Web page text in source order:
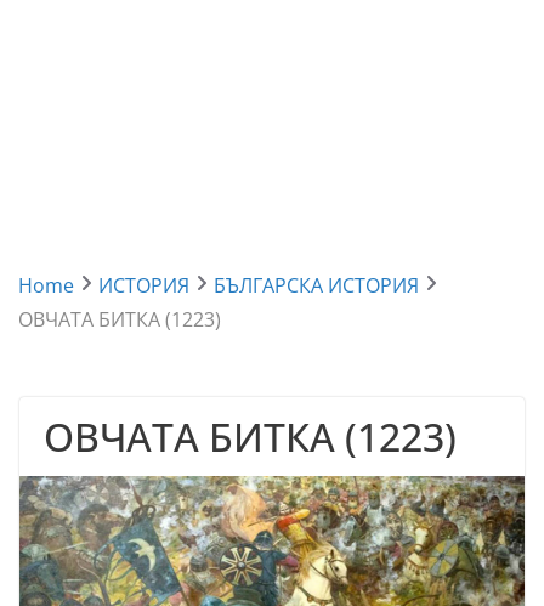
Home ИСТОРИЯ
БЪЛГАРСКА ИСТОРИЯ
ОВЧАТА БИТКА (1223)
ОВЧАТА БИТКА (1223)